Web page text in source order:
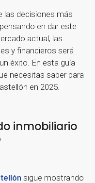
las decisiones más
en dar este
actual, las
y financieros será
éxito. En esta guía
necesitas saber para
en 2025.
inmobiliario
sigue mostrando